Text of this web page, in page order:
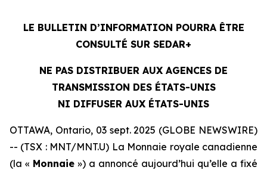
LE BULLETIN D’INFORMATION POURRA ÊTRE
CONSULTÉ SUR SEDAR+
NE PAS DISTRIBUER AUX AGENCES DE
TRANSMISSION DES ÉTATS-UNIS
NI DIFFUSER AUX ÉTATS-UNIS
OTTAWA, Ontario, 03 sept. 2025 (GLOBE NEWSWIRE)
-- (TSX : MNT/MNT.U) La Monnaie royale canadienne
(la « Monnaie ») a annoncé aujourd’hui qu’elle a fixé